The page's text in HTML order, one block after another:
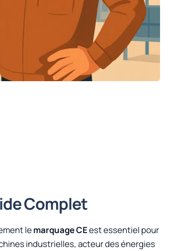
Complet
lemarquage CEest essentiel pour
industrielles, acteur des énergies